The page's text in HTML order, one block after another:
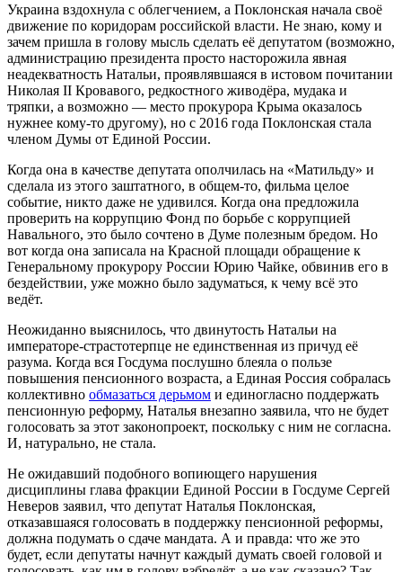
Украина вздохнула с облегчением, а Поклонская начала своё
движение по коридорам российской власти. Не знаю, кому и
зачем пришла в голову мысль сделать её депутатом (возможно,
администрацию президента просто насторожила явная
неадекватность Натальи, проявлявшаяся в истовом почитании
Николая II Кровавого, редкостного живодёра, мудака и
тряпки, а возможно — место прокурора Крыма оказалось
нужнее кому-то другому), но с 2016 года Поклонская стала
членом Думы от Единой России.
Когда она в качестве депутата ополчилась на «Матильду» и
сделала из этого заштатного, в общем-то, фильма целое
событие, никто даже не удивился. Когда она предложила
проверить на коррупцию Фонд по борьбе с коррупцией
Навального, это было сочтено в Думе полезным бредом. Но
вот когда она записала на Красной площади обращение к
Генеральному прокурору России Юрию Чайке, обвинив его в
бездействии, уже можно было задуматься, к чему всё это
ведёт.
Неожиданно выяснилось, что двинутость Натальи на
императоре-страстотерпце не единственная из причуд её
разума. Когда вся Госдума послушно блеяла о пользе
повышения пенсионного возраста, а Единая Россия собралась
коллективно обмазаться дерьмом и единогласно поддержать
пенсионную реформу, Наталья внезапно заявила, что не будет
голосовать за этот законопроект, поскольку с ним не согласна.
И, натурально, не стала.
Не ожидавший подобного вопиющего нарушения
дисциплины глава фракции Единой России в Госдуме Сергей
Неверов заявил, что депутат Наталья Поклонская,
отказавшаяся голосовать в поддержку пенсионной реформы,
должна подумать о сдаче мандата. А и правда: что же это
будет, если депутаты начнут каждый думать своей головой и